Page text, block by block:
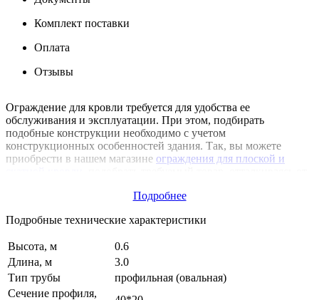
Комплект поставки
Оплата
Отзывы
Ограждение для кровли требуется для удобства ее
обслуживания и эксплуатации. При этом, подбирать
подобные конструкции необходимо с учетом
конструкционных особенностей здания. Так, вы можете
приобрести в нашем магазине ограждения для плоской и
Мы предлагаем варианты разных размеров для крыши
универсальные модели. Все представленные конструкции
прочностью и долговечностью. Также они обработаны
специальными средства для защиты от воздействия
окружающей среды. Для уточнения подробностей и заказа
ограждений свяжитесь с нашими консультантами!
Подробнее
Подробные технические характеристики
Высота, м
0.6
Длина, м
3.0
Тип трубы
профильная (овальная)
Сечение профиля,